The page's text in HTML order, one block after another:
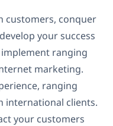
customers, conquer
your success
ranging
marketing.
ranging
international clients.
your customers